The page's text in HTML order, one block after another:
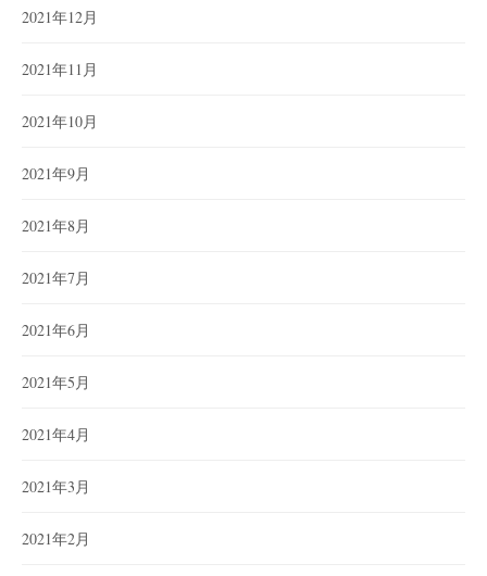
2021年12月
2021年11月
2021年10月
2021年9月
2021年8月
2021年7月
2021年6月
2021年5月
2021年4月
2021年3月
2021年2月